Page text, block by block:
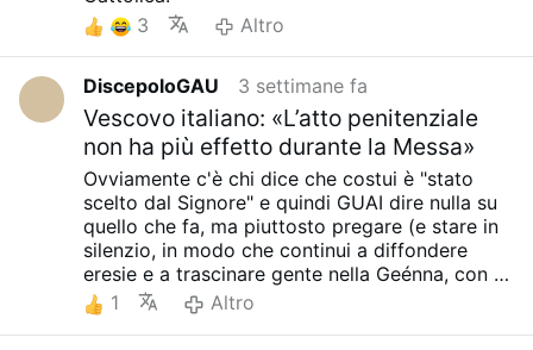
3
Altro
DiscepoloGAU 3 settimane fa
Vescovo italiano: «L’atto penitenziale
non ha più effetto durante la Messa»
Ovviamente c'è chi dice che costui è "stato
scelto dal Signore" e quindi GUAI dire nulla su
quello che fa, ma piuttosto pregare (e stare in
silenzio, in modo che continui a diffondere
eresie e a trascinare gente nella Geénna, con le
sue favole).
Mi spiace.. ma io da Cristiano vero son tenuto
1 Altro